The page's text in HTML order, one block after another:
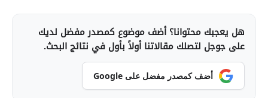
هل يعجبك محتوانا؟ أضف موضوع كمصدر مفضل لديك
على جوجل لتصلك مقالاتنا أولاً بأول في نتائج البحث.
أضف كمصدر مفضل على Google